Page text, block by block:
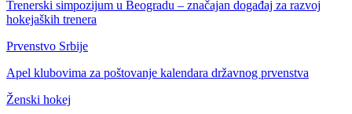
Trenerski simpozijum u Beogradu – značajan događaj za razvoj
hokejaških trenera
Prvenstvo Srbije
Apel klubovima za poštovanje kalendara državnog prvenstva
Ženski hokej